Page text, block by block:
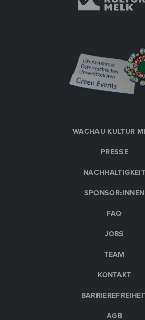
WACHAU KULTUR
PRESSE
NACHHALTIGKEIT
SPONSOR:INNEN
FAQ
JOBS
TEAM
KONTAKT
AGB